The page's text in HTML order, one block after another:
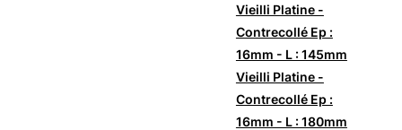
Vieilli Platine -
Contrecollé Ep :
16mm - L : 145mm
Vieilli Platine -
Contrecollé Ep :
16mm - L : 180mm